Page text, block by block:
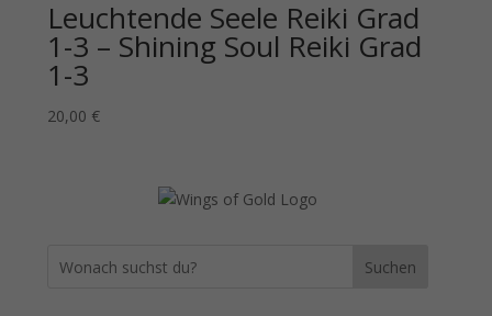
Leuchtende Seele Reiki Grad
1-3 – Shining Soul Reiki Grad
1-3
20,00 €
Suchen